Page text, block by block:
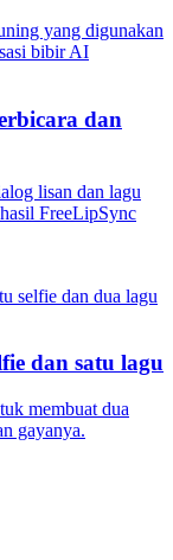
dan
lisan dan lagu
FreeLipSync
dan satu lagu
membuat dua
gayanya.